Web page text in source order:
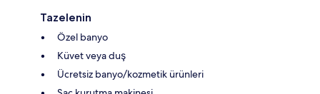
Tazelenin
Özel banyo
Küvet veya duş
Ücretsiz banyo/kozmetik ürünleri